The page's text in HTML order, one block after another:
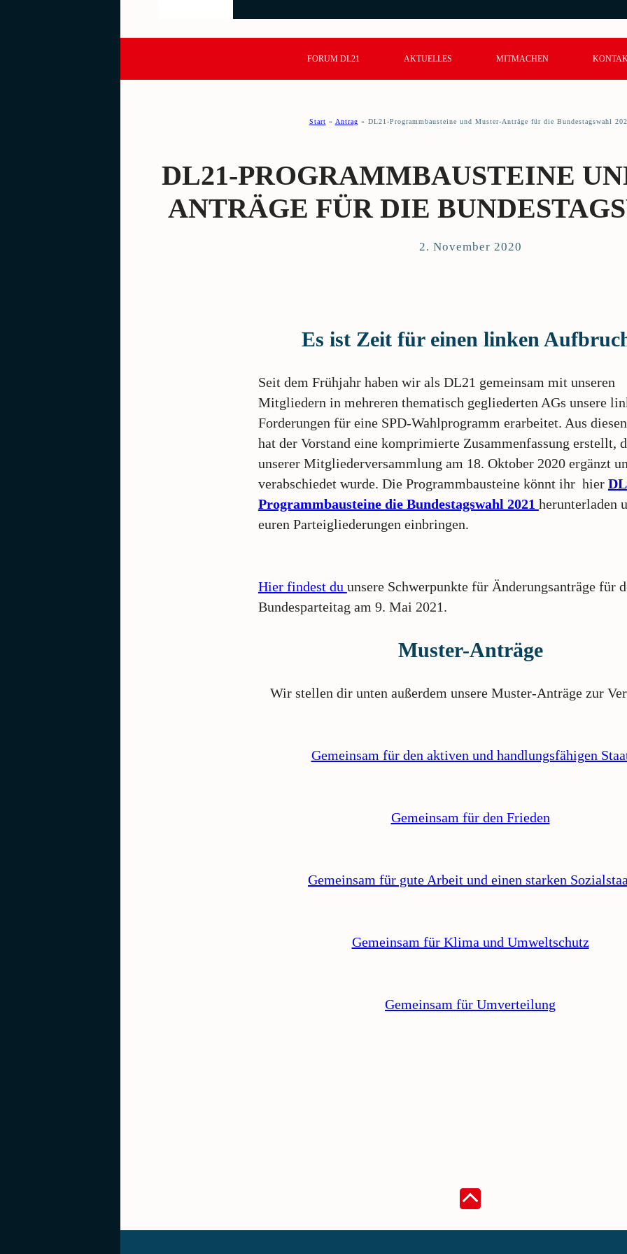
FORUM DL21 AKTUELLES MITMACHEN
Start » Antrag » DL21-Programmbausteine und Muster-Anträge für die Bundestagswahl
DL21-PROGRAMMBAUSTEINE
ANTRÄGE FÜR DIE
2. November 2020
Es ist Zeit für einen linken
Seit dem Frühjahr haben wir als DL21 gemeinsam mit unseren
Mitgliedern in mehreren thematisch gegliederten AGs unsere
Forderungen für eine SPD-Wahlprogramm erarbeitet. Aus
hat der Vorstand eine komprimierte Zusammenfassung erstellt,
unserer Mitgliederversammlung am 18. Oktober 2020 ergänzt
verabschiedet wurde. Die Programmbausteine könnt ihr hier
Programmbausteine die Bundestagswahl 2021 herunterladen
euren Parteigliederungen einbringen.
Hier findest du unsere Schwerpunkte für Änderungsanträge für
Bundesparteitag am 9. Mai 2021.
Muster-Anträge
Wir stellen dir unten außerdem unsere Muster-Anträge zur
Gemeinsam für den aktiven und handlungsfähigen
Gemeinsam für den Frieden
Gemeinsam für gute Arbeit und einen starken
Gemeinsam für Klima und Umweltschutz
Gemeinsam für Umverteilung